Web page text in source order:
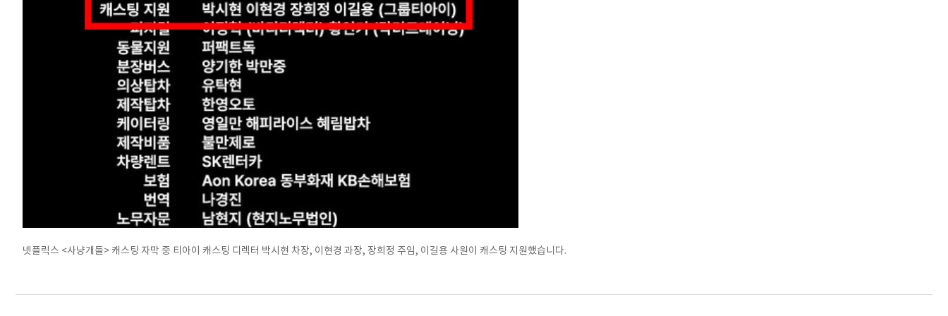
넷플릭스 <사냥개들> 캐스팅 자막 중 티아이 캐스팅 디렉터 박시현 차장, 이현경 과장, 장희정 주임, 이길용 사원이 캐스팅 지원했습니다.